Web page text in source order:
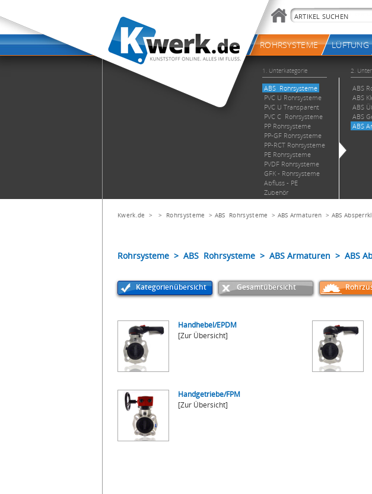
Kwerk.de > > Rohrsysteme > ABS Rohrsysteme > ABS Armaturen > ABS
Rohrsysteme > ABS Rohrsysteme > ABS Armaturen > ABS
Kategorienübersicht Gesamtübersicht
Handhebel/EPDM
[Zur Übersicht]
Handgetriebe/FPM
[Zur Übersicht]